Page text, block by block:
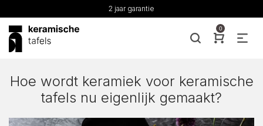
2 jaar garantie
0
Hoe wordt keramiek voor keramische
tafels nu eigenlijk gemaakt?